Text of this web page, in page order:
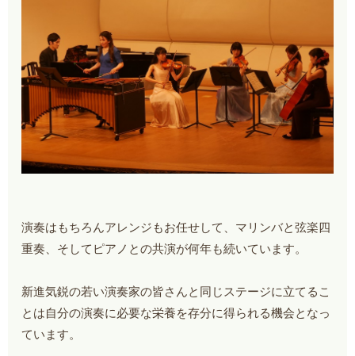
演奏はもちろんアレンジもお任せして、マリンバと弦楽四
重奏、そしてピアノとの共演が何年も続いています。
新進気鋭の若い演奏家の皆さんと同じステージに立てるこ
とは自分の演奏に必要な栄養を存分に得られる機会となっ
ています。